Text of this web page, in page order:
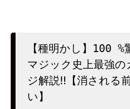
【種明かし】100 %
マジック史上最強の
ジ解説‼️【消される
い】